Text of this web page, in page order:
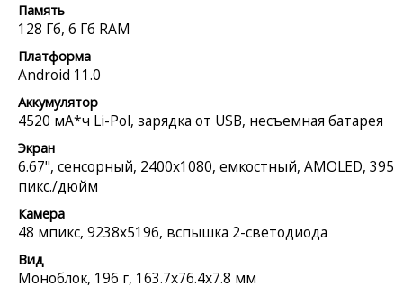
Память
128 Гб, 6 Гб RAM
Платформа
Android 11.0
Аккумулятор
4520 мА*ч Li-Pol, зарядка от USB, несъемная батарея
Экран
6.67", сенсорный, 2400x1080, емкостный, AMOLED, 395
пикс./дюйм
Камера
48 мпикс, 9238x5196, вспышка 2-светодиода
Вид
Моноблок, 196 г, 163.7x76.4x7.8 мм